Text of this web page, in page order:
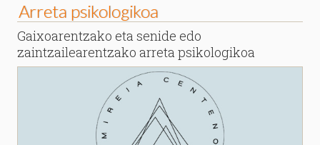
Arreta psikologikoa
Gaixoarentzako eta senide edo
zaintzailearentzako arreta psikologikoa